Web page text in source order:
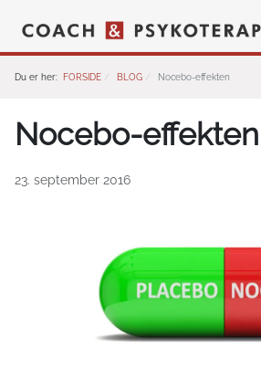
Du er her: FORSIDE BLOG Nocebo-effekten
Nocebo-effekten
23. september 2016